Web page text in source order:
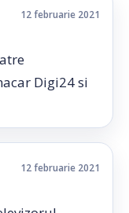
12 februarie 2021
Digi24 si
12 februarie 2021